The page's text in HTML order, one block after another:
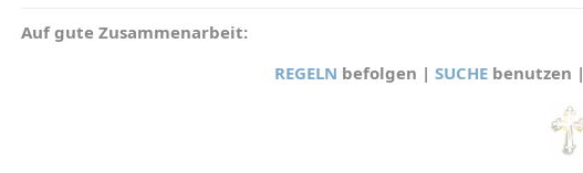
Auf gute Zusammenarbeit:
REGELN befolgen | SUCHE benutzen |